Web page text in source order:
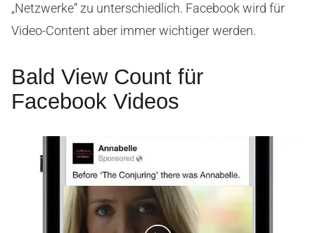
„Netzwerke“ zu unterschiedlich. Facebook wird für
Video-Content aber immer wichtiger werden.
Bald View Count für
Facebook Videos